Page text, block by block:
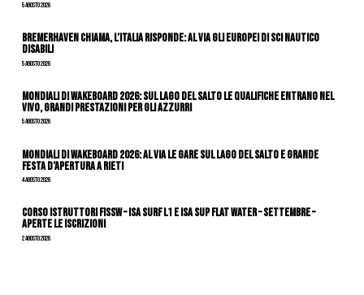
5 Agosto 2026
Bremerhaven chiama, l’Italia risponde: al via gli Europei di Sci Nautico
Disabili
5 Agosto 2026
Mondiali di Wakeboard 2026: sul Lago del Salto le qualifiche entrano nel
vivo, grandi prestazioni per gli azzurri
5 Agosto 2026
Mondiali di Wakeboard 2026: al via le gare sul Lago del Salto e grande
festa d’apertura a Rieti
4 Agosto 2026
CORSO ISTRUTTORI FISSW – ISA SURF L1 e ISA SUP Flat Water – SETTEMBRE –
APERTE LE ISCRIZIONI
2 Agosto 2026